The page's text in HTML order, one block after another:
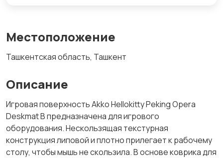
Местоположение
Ташкентская область, Ташкент
Описание
Игровая поверхность Akko Hellokitty Peking Opera
Deskmat B предназначена для игрового
оборудования. Нескользящая текстурная
конструкция липовой и плотно прилегает к рабочему
столу, чтобы мышь не скользила. В основе коврика для